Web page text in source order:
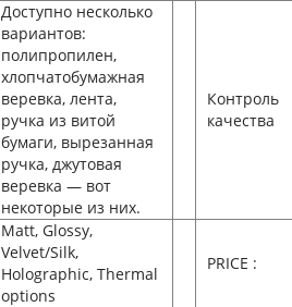
Доступно несколько
вариантов:
полипропилен,
хлопчатобумажная
веревка, лента,
ручка из витой
бумаги, вырезанная
ручка, джутовая
веревка — вот
некоторые из них.
Контроль
качества
Matt, Glossy,
Velvet/Silk,
Holographic, Thermal
options
PRICE :